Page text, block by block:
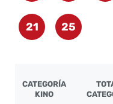
21 25
CATEGORÍA
KINO